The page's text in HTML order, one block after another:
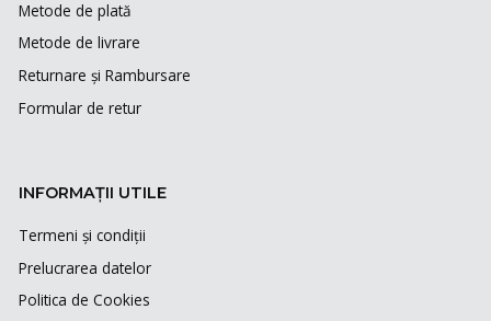
Metode de plată
Metode de livrare
Returnare și Rambursare
Formular de retur
INFORMAȚII UTILE
Termeni și condiții
Prelucrarea datelor
Politica de Cookies